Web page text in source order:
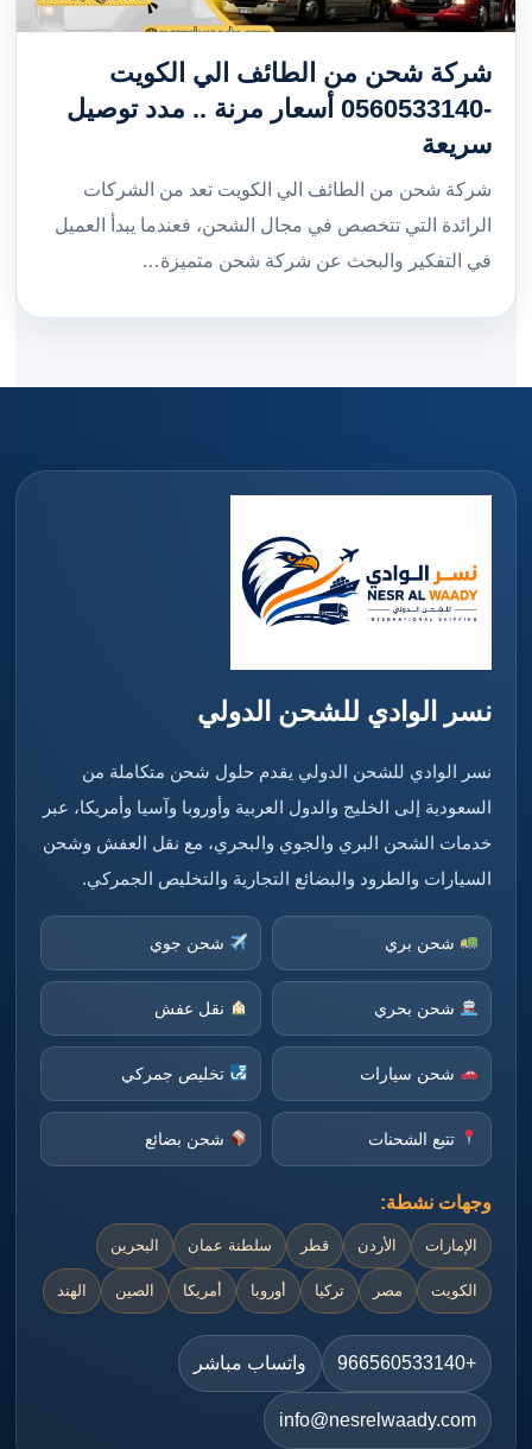
شركة شحن من الطائف الي الكويت
-0560533140 أسعار مرنة .. مدد توصيل
سريعة
شركة شحن من الطائف الي الكويت تعد من الشركات
الرائدة التي تتخصص في مجال الشحن، فعندما يبدأ العميل
في التفكير والبحث عن شركة شحن متميزة…
نسر الوادي للشحن الدولي
نسر الوادي للشحن الدولي يقدم حلول شحن متكاملة من
السعودية إلى الخليج والدول العربية وأوروبا وآسيا وأمريكا، عبر
خدمات الشحن البري والجوي والبحري، مع نقل العفش وشحن
السيارات والطرود والبضائع التجارية والتخليص الجمركي.
شحن بري شحن جوي
شحن بحري نقل عفش
شحن سيارات تخليص جمركي
تتبع الشحنات شحن بضائع
وجهات نشطة:
الإمارات الأردن قطر سلطنة عمان البحرين
الكويت مصر تركيا أوروبا أمريكا الصين الهند
+966560533140 واتساب مباشر
info@nesrelwaady.com